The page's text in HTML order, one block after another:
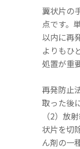
翼状片の
点です。
以内に再
よりもひ
処置が重
再発防止
取った後
（2）放
状片を切
ん剤の一